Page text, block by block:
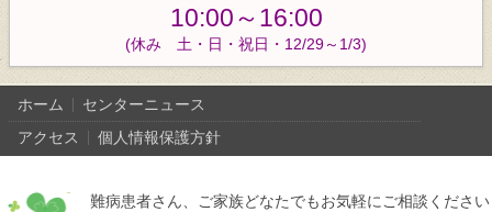
10:00～16:00
(休み 土・日・祝日・12/29～1/3)
ホーム
センターニュース
アクセス
個人情報保護方針
難病患者さん、ご家族どなたでもお気軽にご相談ください